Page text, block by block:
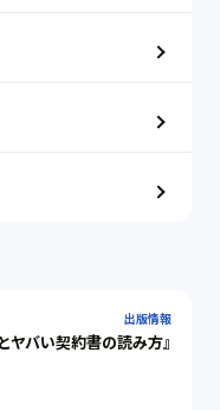
出版情報
ヤバい契約書の読み方』